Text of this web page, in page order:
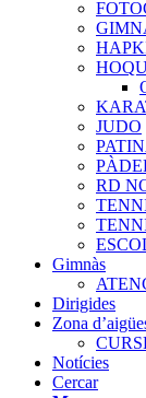
JUDO
RD
Gimnàs
Dirigides
Zona
Notícies
Cercar